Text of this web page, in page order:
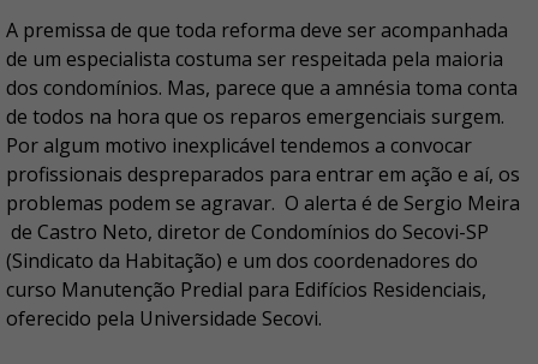
A premissa de que toda reforma deve ser acompanhada
de um especialista costuma ser respeitada pela maioria
dos condomínios. Mas, parece que a amnésia toma conta
de todos na hora que os reparos emergenciais surgem.
Por algum motivo inexplicável tendemos a convocar
profissionais despreparados para entrar em ação e aí, os
problemas podem se agravar. O alerta é de Sergio Meira
de Castro Neto, diretor de Condomínios do Secovi-SP
(Sindicato da Habitação) e um dos coordenadores do
curso Manutenção Predial para Edifícios Residenciais,
oferecido pela Universidade Secovi.